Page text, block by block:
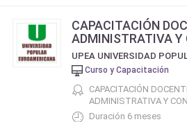
CAPACITACIÓN
ADMINISTRATIVA Y
Curso y Capacitación
CAPACITACIÓN
ADMINISTRATIVA Y
Duración 6 meses